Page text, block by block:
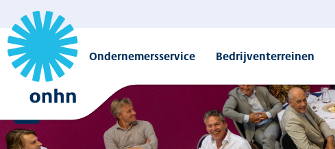
Ondernemersservice Bedrijventerreinen
Overzicht